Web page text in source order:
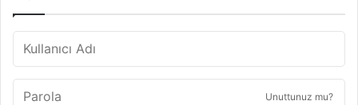
Unuttunuz mu?